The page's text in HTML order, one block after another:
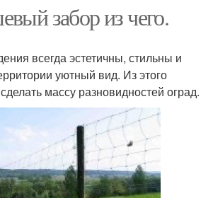
забор из чего.
всегда эстетичны, стильны и
уютный вид. Из этого
массу разновидностей оград.